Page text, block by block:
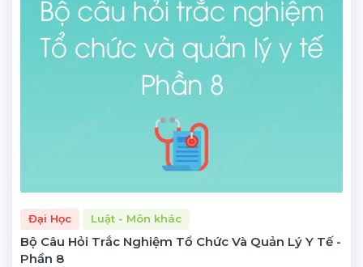
Đại Học Luật - Môn khác
Bộ Câu Hỏi Trắc Nghiệm Tổ Chức Và Quản Lý Y Tế -
Phần 8